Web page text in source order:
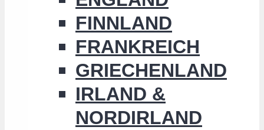
FINNLAND
FRANKREICH
GRIECHENLAND
IRLAND &
NORDIRLAND